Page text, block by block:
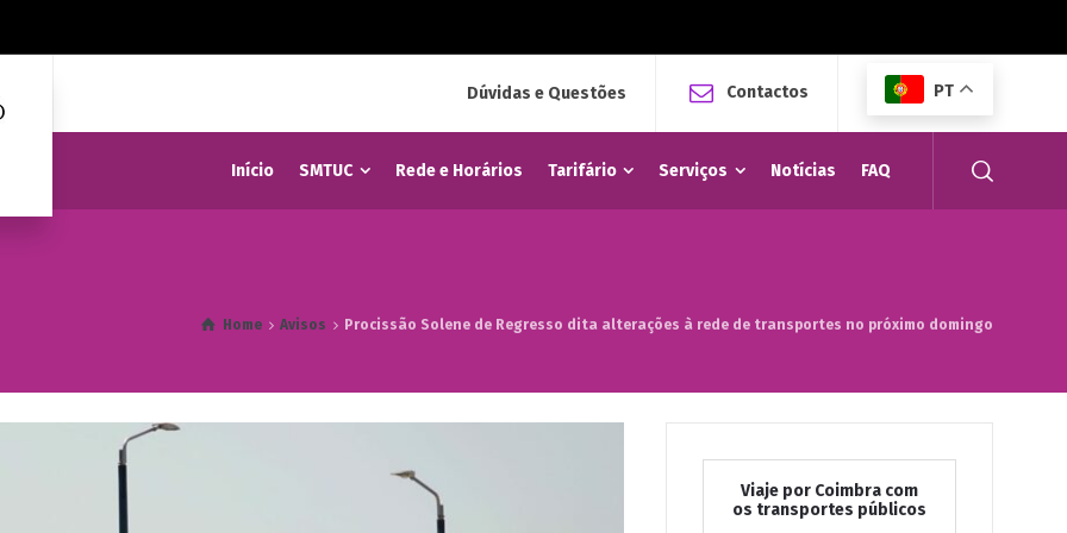
Dúvidas e Questões Contactos PT
Início SMTUC Rede e Horários Tarifário Serviços Notícias FAQ
Home Avisos Procissão Solene de Regresso dita alterações à rede de transportes no próximo domingo
Viaje por Coimbra com
os transportes públicos